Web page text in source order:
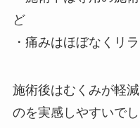
ど
・痛みはほぼなくリ
施術後はむくみが軽
のを実感しやすいでし